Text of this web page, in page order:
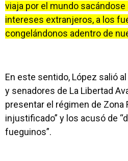
viaja por el mundo
intereses extranjeros, a los
congelándonos adentro de
En este sentido, López salió
y senadores de La Libertad
presentar el régimen de Zona
injustificado” y los acusó de
fueguinos”.